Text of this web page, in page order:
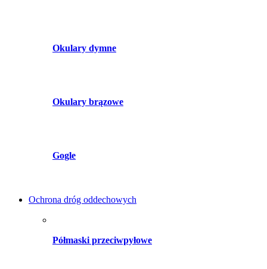
Okulary dymne
Okulary brązowe
Gogle
Ochrona dróg oddechowych
Półmaski przeciwpyłowe